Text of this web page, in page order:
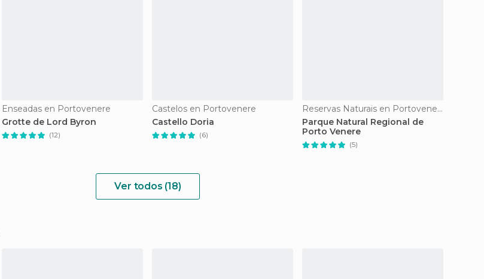
Enseadas en Portovenere
Grotte de Lord Byron
(12)
Castelos en Portovenere
Castello Doria
(6)
Reservas Naturais en Portovenere
Parque Natural Regional de
Porto Venere
(5)
Ver todos (18)